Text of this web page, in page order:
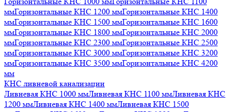
ммГоризонтальные КНС 1200 ммГоризонтальные КНС 1400
ммГоризонтальные КНС 1500 ммГоризонтальные КНС 1600
ммГоризонтальные КНС 1800 ммГоризонтальные КНС 2000
ммГоризонтальные КНС 2300 ммГоризонтальные КНС 2500
ммГоризонтальные КНС 3000 ммГоризонтальные КНС 3200
ммГоризонтальные КНС 3500 ммГоризонтальные КНС 4200
мм
КНС ливневой канализации
Ливневая КНС 1000 ммЛивневая КНС 1100 ммЛивневая КНС
1200 ммЛивневая КНС 1400 ммЛивневая КНС 1500